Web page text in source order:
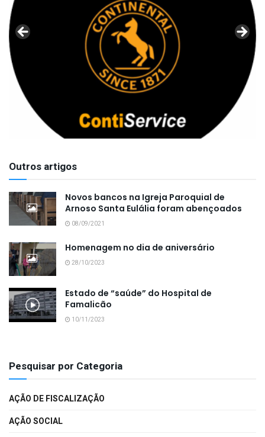
Outros artigos
Novos bancos na Igreja Paroquial de
Arnoso Santa Eulália foram abençoados
08/09/2021
Homenagem no dia de aniversário
28/10/2023
Estado de “saúde” do Hospital de
Famalicão
10/11/2023
Pesquisar por Categoria
AÇÃO DE FISCALIZAÇÃO
AÇÃO SOCIAL